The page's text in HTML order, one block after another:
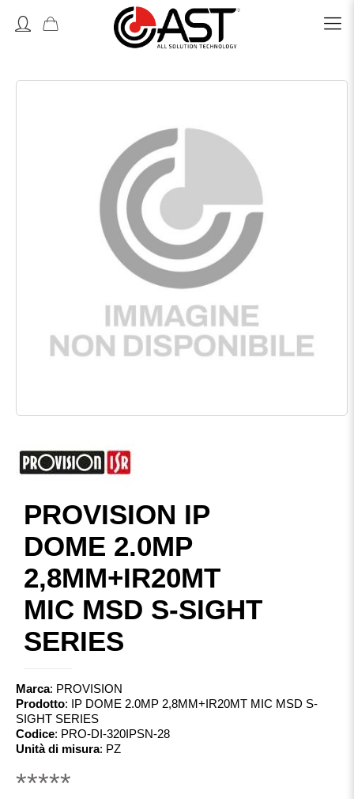
Accedi o Registrati
PROVISION IP
DOME 2.0MP
2,8MM+IR20MT
MIC MSD S-SIGHT
SERIES
Marca: PROVISION
Prodotto: IP DOME 2.0MP 2,8MM+IR20MT MIC MSD S-
SIGHT SERIES
Codice: PRO-DI-320IPSN-28
Unità di misura: PZ
*****